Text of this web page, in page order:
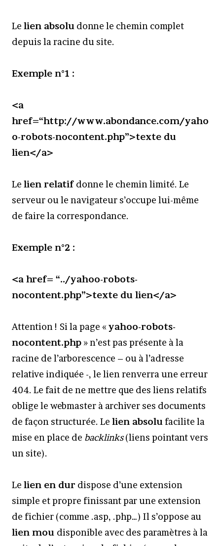
Le lien absolu donne le chemin complet
depuis la racine du site.
Exemple n°1 :
<a
href=“http://www.abondance.com/yaho
o-robots-nocontent.php”>texte du
lien</a>
Le lien relatif donne le chemin limité. Le
serveur ou le navigateur s’occupe lui-même
de faire la correspondance.
Exemple n°2 :
<a href= “../yahoo-robots-
nocontent.php”>texte du lien</a>
Attention ! Si la page « yahoo-robots-
nocontent.php » n’est pas présente à la
racine de l’arborescence – ou à l’adresse
relative indiquée -, le lien renverra une erreur
404. Le fait de ne mettre que des liens relatifs
oblige le webmaster à archiver ses documents
de façon structurée. Le lien absolu facilite la
mise en place de backlinks(liens pointant vers
un site).
Le lien en dur dispose d’une extension
simple et propre finissant par une extension
de fichier (comme .asp, .php…) Il s’oppose au
lien mou disponible avec des paramètres à la